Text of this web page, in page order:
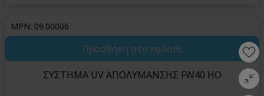
MPN: 09.00006
Προσθήκη στο καλάθι
ΣΥΣΤΗΜΑ UV ΑΠΟΛΥΜΑΝΣΗΣ FW40 HO